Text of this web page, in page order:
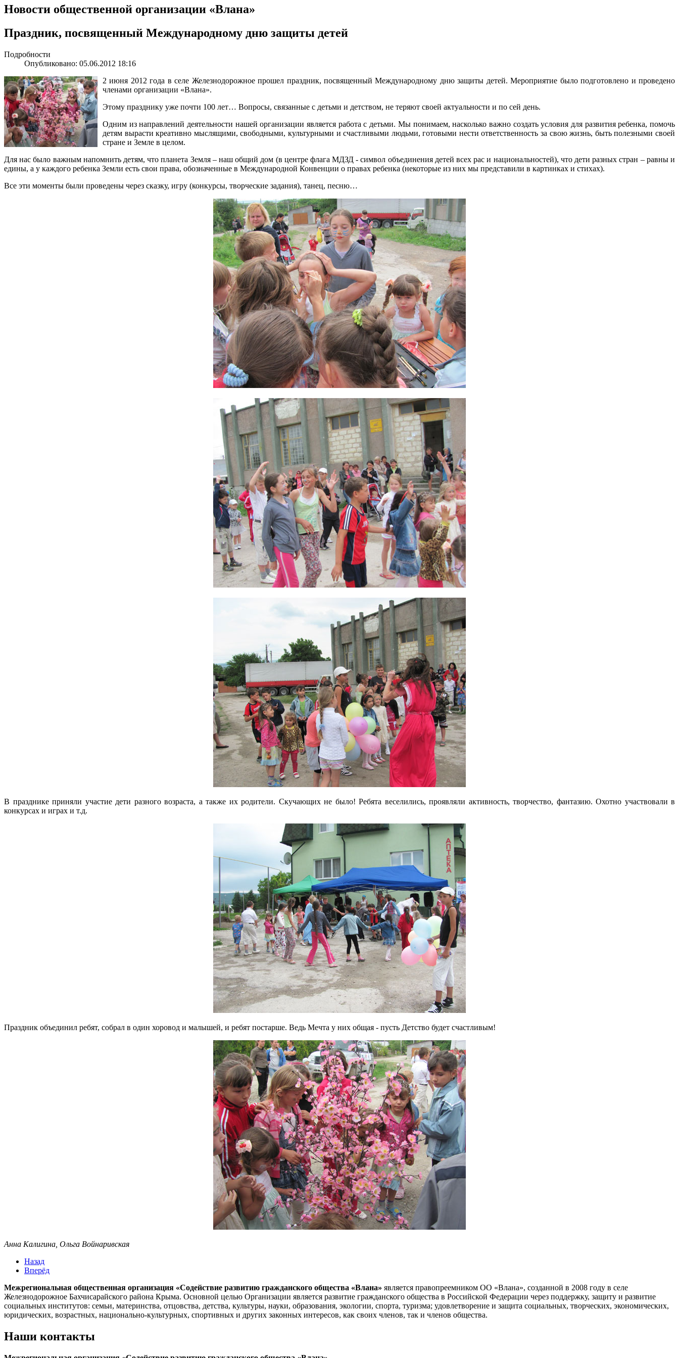
Новости общественной организации «Влана»
Праздник, посвященный Международному дню защиты детей
Подробности
Опубликовано: 05.06.2012 18:16
2 июня 2012 года в селе Железнодорожное прошел праздник, посвященный Международному дню защиты детей. Мероприятие было подготовлено и проведено
членами организации «Влана».
Этому празднику уже почти 100 лет… Вопросы, связанные с детьми и детством, не теряют своей актуальности и по сей день.
Одним из направлений деятельности нашей организации является работа с детьми. Мы понимаем, насколько важно создать условия для развития ребенка, помочь
детям вырасти креативно мыслящими, свободными, культурными и счастливыми людьми, готовыми нести ответственность за свою жизнь, быть полезными своей
стране и Земле в целом.
Для нас было важным напомнить детям, что планета Земля – наш общий дом (в центре флага МДЗД - символ объединения детей всех рас и национальностей), что дети разных стран – равны и
едины, а у каждого ребенка Земли есть свои права, обозначенные в Международной Конвенции о правах ребенка (некоторые из них мы представили в картинках и стихах).
Все эти моменты были проведены через сказку, игру (конкурсы, творческие задания), танец, песню…
В празднике приняли участие дети разного возраста, а также их родители. Скучающих не было! Ребята веселились, проявляли активность, творчество, фантазию. Охотно участвовали в
конкурсах и играх и т.д.
Праздник объединил ребят, собрал в один хоровод и малышей, и ребят постарше. Ведь Мечта у них общая - пусть Детство будет счастливым!
Анна Калигина, Ольга Войнаривская
Назад
Вперёд
Межрегиональная общественная организация «Содействие развитию гражданского общества «Влана» является правопреемником ОО «Влана», созданной в 2008 году в селе
Железнодорожное Бахчисарайского района Крыма. Основной целью Организации является развитие гражданского общества в Российской Федерации через поддержку, защиту и развитие
социальных институтов: семьи, материнства, отцовства, детства, культуры, науки, образования, экологии, спорта, туризма; удовлетворение и защита социальных, творческих, экономических,
юридических, возрастных, национально-культурных, спортивных и других законных интересов, как своих членов, так и членов общества.
Наши контакты